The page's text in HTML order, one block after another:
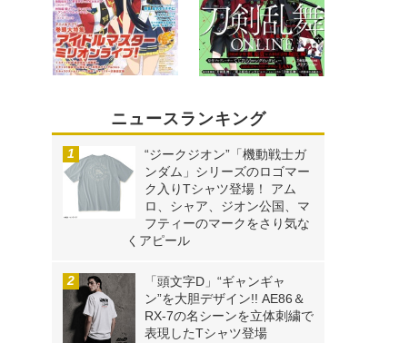
ニュースランキング
“ジークジオン”「機動戦士ガ
ンダム」シリーズのロゴマー
ク入りTシャツ登場！ アム
ロ、シャア、ジオン公国、マ
フティーのマークをさり気な
くアピール
「頭文字D」“ギャンギャ
ン”を大胆デザイン!! AE86＆
RX-7の名シーンを立体刺繍で
表現したTシャツ登場